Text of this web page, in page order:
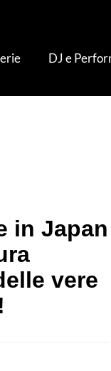
DJ e
in Japan
vere